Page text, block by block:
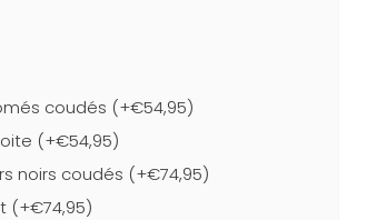
coudés (+€54,95)
(+€54,95)
noirs coudés (+€74,95)
(+€74,95)